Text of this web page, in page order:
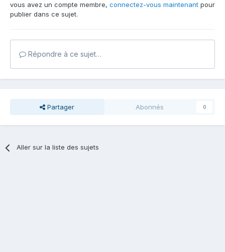
vous avez un compte membre, connectez-vous maintenant pour
publier dans ce sujet.
Répondre à ce sujet…
Partager Abonnés 0
Aller sur la liste des sujets